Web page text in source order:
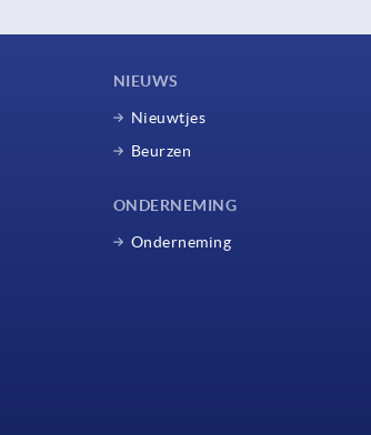
NIEUWS
Nieuwtjes
Beurzen
ONDERNEMING
Onderneming